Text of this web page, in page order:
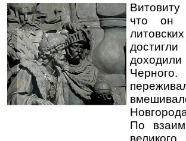
Витовиту
что он
По